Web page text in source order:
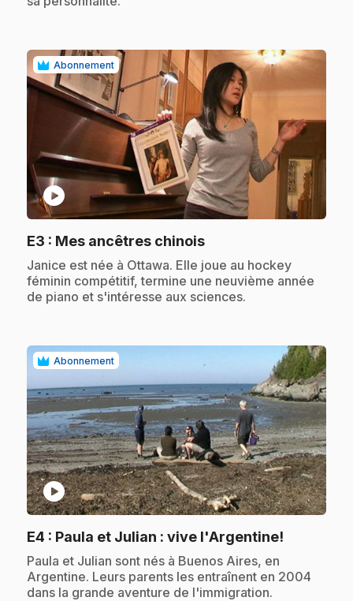
Abonnement
play_circle
E3 : Mes ancêtres chinois.
.Janice est née à Ottawa. Elle joue au hockey
féminin compétitif, termine une neuvième année
de piano et s'intéresse aux sciences.
Abonnement
play_circle
E4 : Paula et Julian : vive l'Argentine!
.Paula et Julian sont nés à Buenos Aires, en
Argentine. Leurs parents les entraînent en 2004
dans la grande aventure de l'immigration.